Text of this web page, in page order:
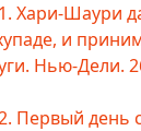
Хари-Шаури
и
Нью-Дели.
2. Первый